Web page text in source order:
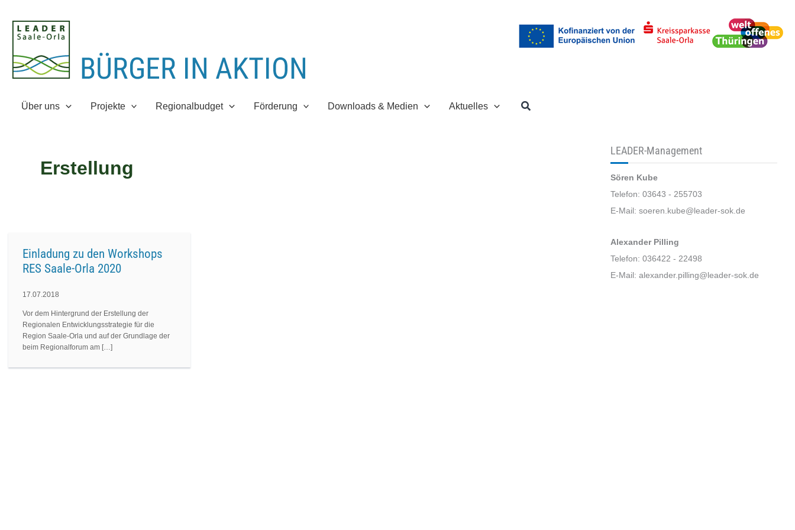
Inhalt
springen
Über uns Projekte Regionalbudget Förderung Downloads & Medien Aktuelles Suchen
Erstellung
Einladung zu den Workshops
RES Saale-Orla 2020
17.07.2018
Vor dem Hintergrund der Erstellung der
Regionalen Entwicklungsstrategie für die
Region Saale-Orla und auf der Grundlage der
beim Regionalforum am […]
LEADER-Management
Sören Kube
Telefon: 03643 - 255703
E-Mail: soeren.kube@leader-sok.de
Alexander Pilling
Telefon: 036422 - 22498
E-Mail: alexander.pilling@leader-sok.de